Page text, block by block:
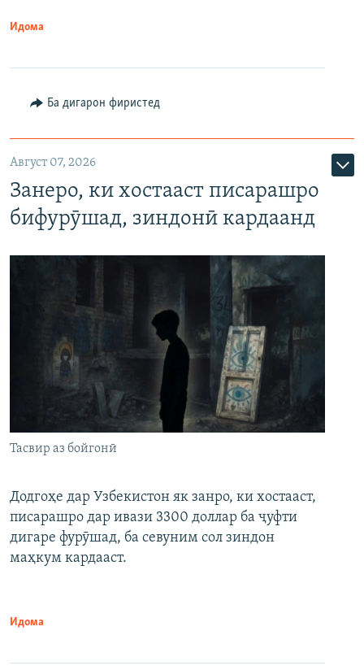
Идома
Ба дигарон фиристед
Август 07, 2026
Занеро, ки хостааст писарашро
бифурӯшад, зиндонӣ кардаанд
Тасвир аз бойгонӣ
Додгоҳе дар Узбекистон як занро, ки хостааст,
писарашро дар ивази 3300 доллар ба ҷуфти
дигаре фурӯшад, ба севуним сол зиндон
маҳкум кардааст.
Идома